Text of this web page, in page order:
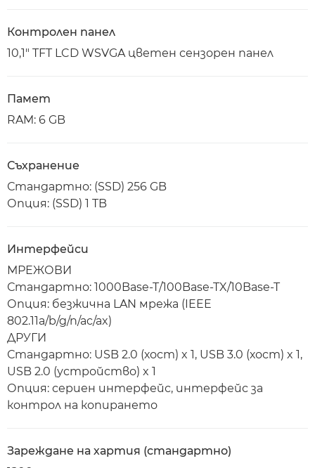
Контролен панел
10,1" TFT LCD WSVGA цветен сензорен панел
Памет
RAM: 6 GB
Съхранение
Стандартно: (SSD) 256 GB
Опция: (SSD) 1 TB
Интерфейси
МРЕЖОВИ
Стандартно: 1000Base-T/100Base-TX/10Base-T
Опция: безжична LAN мрежа (IEEE
802.11a/b/g/n/ac/ax)
ДРУГИ
Стандартно: USB 2.0 (хост) x 1, USB 3.0 (хост) x 1,
USB 2.0 (устройство) x 1
Опция: сериен интерфейс, интерфейс за
контрол на копирането
Зареждане на хартия (стандартно)